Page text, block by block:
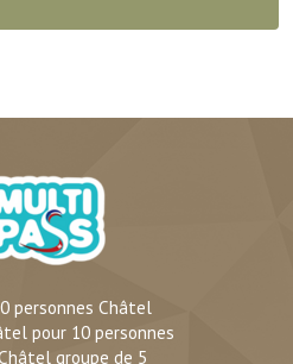
personnes Châtel
pour 10 personnes
groupe de 5